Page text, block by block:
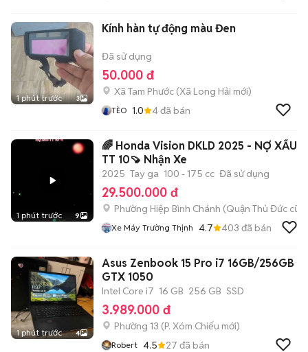
1 phút trước 3
Kính hàn tự động màu Đen
Đã sử dụng
50.000 đ
Xã Tam Phước (Xã Long Hải mới)
TÈO 1.0 4đã bán
1 phút trước 9
🌈 Honda Vision DKLD 2025 - NỢ XẤU
TT 10🍠 Nhận Xe
2025 Tay ga 100 - 175 cc Đã sử dụng
29.500.000 đ
Phường Hiệp Bình Chánh (Quận Thủ Đức cũ)
Xe Máy Trường Thịnh 4.7 403 đã bán
1 phút trước 4
Asus Zenbook 15 Pro i7 16GB/256GB
GTX 1050
Intel Core i7 16 GB 256 GB SSD
3.989.000 đ
Phường 13 (P. Xóm Chiếu mới)
Robert 4.5 27 đã bán